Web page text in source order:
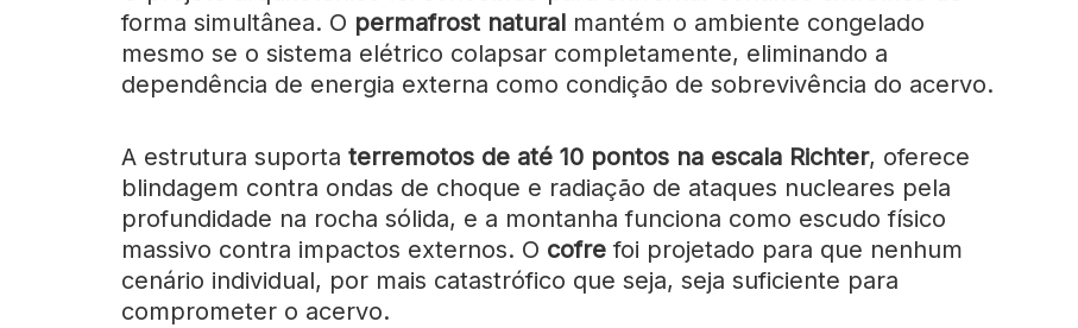
forma simultânea. O permafrost natural mantém o ambiente congelado
mesmo se o sistema elétrico colapsar completamente, eliminando a
dependência de energia externa como condição de sobrevivência do acervo.
A estrutura suporta terremotos de até 10 pontos na escala Richter, oferece
blindagem contra ondas de choque e radiação de ataques nucleares pela
profundidade na rocha sólida, e a montanha funciona como escudo físico
massivo contra impactos externos. O cofre foi projetado para que nenhum
cenário individual, por mais catastrófico que seja, seja suficiente para
comprometer o acervo.